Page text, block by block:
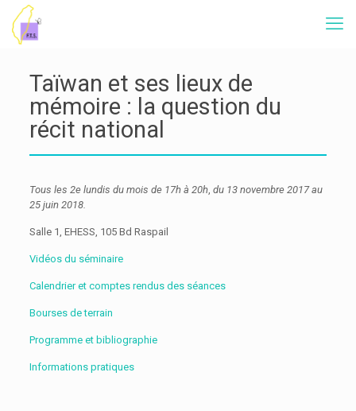
Taïwan et ses lieux de
mémoire : la question du
récit national
Tous les 2e lundis du mois de 17h à 20h, du 13 novembre 2017 au
25 juin 2018.
Salle 1, EHESS, 105 Bd Raspail
Vidéos du séminaire
Calendrier et comptes rendus des séances
Bourses de terrain
Programme et bibliographie
Informations pratiques